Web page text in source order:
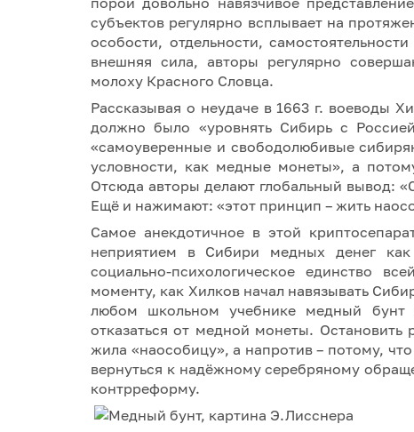
субъектов регулярно всплывает на
особости, отдельности,
внешняя сила, авторы регулярно
молоху Красного Словца.
Рассказывая о неудаче в 1663 г. воеводы
должно было «уровнять Сибирь с
«самоуверенные и свободолюбивые
условности, как медные монеты», а
Отсюда авторы делают глобальный вывод:
Ещё и нажимают: «этот принцип – жить
Самое анекдотичное в этой
неприятием в Сибири медных денег
социально-психологическое единство
моменту, как Хилков начал навязывать
любом школьном учебнике медный бунт
отказаться от медной монеты.
жила «наособицу», а напротив – потому,
вернуться к надёжному серебряному
контрреформу.